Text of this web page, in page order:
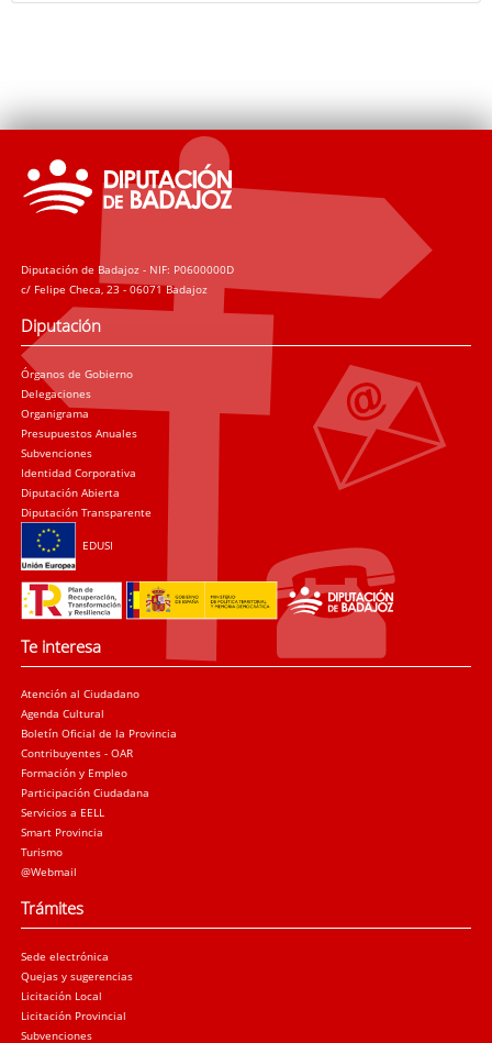
Diputación de Badajoz - NIF: P0600000D
c/ Felipe Checa, 23 - 06071 Badajoz
Diputación
Órganos de Gobierno
Delegaciones
Organigrama
Presupuestos Anuales
Subvenciones
Identidad Corporativa
Diputación Abierta
Diputación Transparente
EDUSI
Te interesa
Atención al Ciudadano
Agenda Cultural
Boletín Oficial de la Provincia
Contribuyentes - OAR
Formación y Empleo
Participación Ciudadana
Servicios a EELL
Smart Provincia
Turismo
@Webmail
Trámites
Sede electrónica
Quejas y sugerencias
Licitación Local
Licitación Provincial
Subvenciones